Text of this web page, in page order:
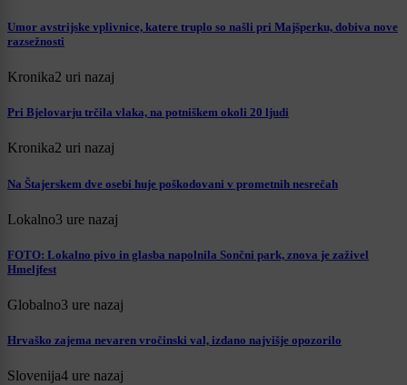
Umor avstrijske vplivnice, katere truplo so našli pri Majšperku, dobiva nove
razsežnosti
Kronika2 uri nazaj
Pri Bjelovarju trčila vlaka, na potniškem okoli 20 ljudi
Kronika2 uri nazaj
Na Štajerskem dve osebi huje poškodovani v prometnih nesrečah
Lokalno3 ure nazaj
FOTO: Lokalno pivo in glasba napolnila Sončni park, znova je zaživel
Hmeljfest
Globalno3 ure nazaj
Hrvaško zajema nevaren vročinski val, izdano najvišje opozorilo
Slovenija4 ure nazaj